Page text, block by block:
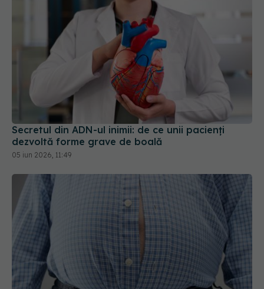
Secretul din ADN-ul inimii: de ce unii pacienți
dezvoltă forme grave de boală
05 iun 2026, 11:49